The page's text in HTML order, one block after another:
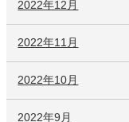
2022年12月
2022年11月
2022年10月
2022年9月